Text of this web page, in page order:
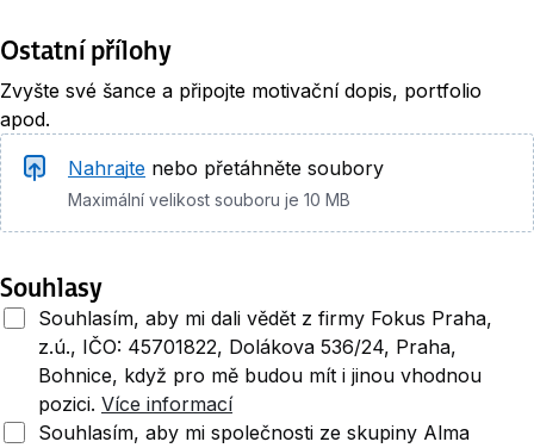
Ostatní přílohy
Zvyšte své šance a připojte motivační dopis, portfolio
apod.
Nahrajte nebo přetáhněte soubory
Maximální velikost souboru je 10 MB
Souhlasy
Souhlasím, aby mi dali vědět z firmy Fokus Praha,
z.ú., IČO: 45701822, Dolákova 536/24, Praha,
Bohnice, když pro mě budou mít i jinou vhodnou
pozici. Více informací
Souhlasím, aby mi společnosti ze skupiny Alma